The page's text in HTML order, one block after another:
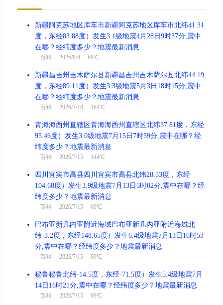
新疆阿克苏地区库车市新疆阿克苏地区库车市北纬41.31
度，东经83.88度）发生3.1级地震4月28日9时37分,震中
在哪？经纬度多少？地震最新消息
百科 2026/8/4 69℃
新疆昌吉州吉木萨尔县新疆昌吉州吉木萨尔县北纬44.19
度，东经89.11度）发生3.3级地震5月3日18时15分,震中
在哪？经纬度多少？地震最新消息
百科 2026/7/18 164℃
青海海西州直辖区青海海西州直辖区北纬37.81度，东经
95.46度）发生3.0级地震7月15日7时59分,震中在哪？经
纬度多少？地震最新消息
百科 2026/7/15 144℃
四川宜宾市高县四川宜宾市高县北纬28.53度，东经
104.68度）发生3.9级地震7月13日5时02分,震中在哪？经
纬度多少？地震最新消息
百科 2026/7/15 69℃
巴布亚新几内亚附近海域巴布亚新几内亚附近海域北
纬-3.2度，东经148.65度）发生6.4级地震7月13日16时53
分,震中在哪？经纬度多少？地震最新消息
百科 2026/7/15 69℃
秘鲁秘鲁北纬-14.5度，东经-71.5度）发生5.4级地震7月
14日16时21分,震中在哪？经纬度多少？地震最新消息
百科 2026/7/15 69℃